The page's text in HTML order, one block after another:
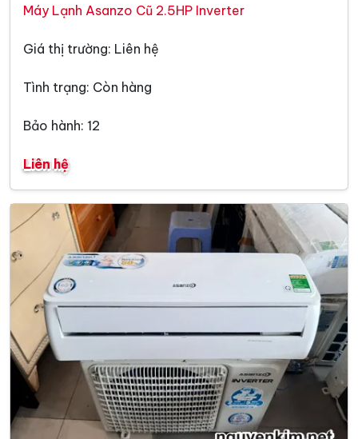
Máy Lạnh Asanzo Cũ 2.5HP Inverter
Giá thị trường: Liên hệ
Tình trạng: Còn hàng
Bảo hành: 12
Liên hệ